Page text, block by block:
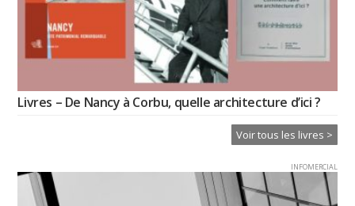
Livres – De Nancy à Corbu, quelle architecture d’ici ?
Voir tous les livres >
INFOMERCIAL